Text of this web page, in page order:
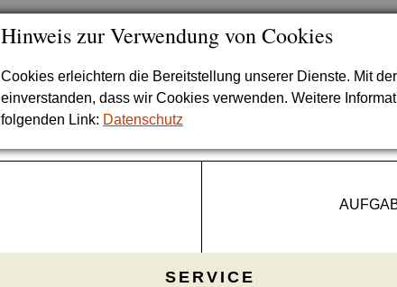
Hinweis zur Verwendung von Cookies
Cookies erleichtern die Bereitstellung unserer Dienste. Mit
einverstanden, dass wir Cookies verwenden. Weitere
folgenden Link: Datenschutz
SERVICE